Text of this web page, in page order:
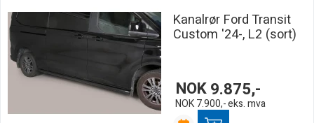
Kanalrør Ford Transit
Custom '24-, L2 (sort)
NOK9.875,-
NOK 7.900,-eks. mva